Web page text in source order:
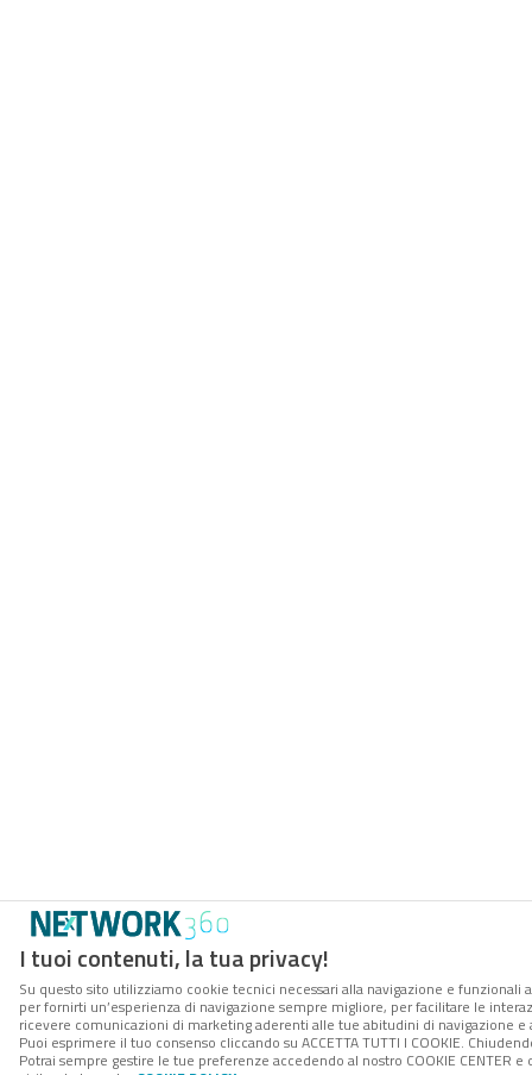
I tuoi contenuti, la tua privacy!
Su questo sito utilizziamo cookie tecnici necessari alla navigazione e funzionali
per fornirti un’esperienza di navigazione sempre migliore, per facilitare le
ricevere comunicazioni di marketing aderenti alle tue abitudini di navigazione e
Puoi esprimere il tuo consenso cliccando su ACCETTA TUTTI I COOKIE.
Potrai sempre gestire le tue preferenze accedendo al nostro COOKIE